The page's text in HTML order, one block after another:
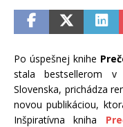
Po úspešnej knihe
stala bestsellerom v
Slovenska, prichádza
novou publikáciou,
Inšpiratívna kniha